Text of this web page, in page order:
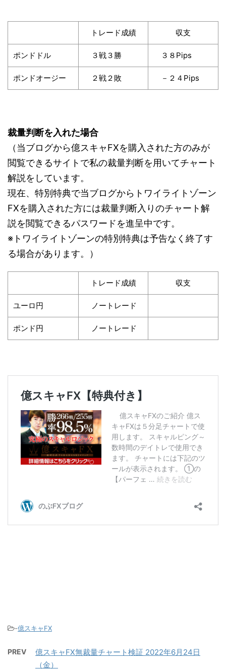
トレード成績 収支
ポンドドル ３戦３勝 ３８Pips
ポンドオージー ２戦２敗 －２４Pips
裁量判断を入れた場合
（当ブログから億スキャFXを購入された方のみが
閲覧できるサイトで私の裁量判断を用いてチャート
解説をしています。
現在、特別特典で当ブログからトワイライトゾーン
FXを購入された方には裁量判断入りのチャート解
説を閲覧できるパスワードを進呈中です。
※トワイライトゾーンの特別特典は予告なく終了す
る場合があります。）
トレード成績 収支
ユーロ円 ノートレード
ポンド円 ノートレード
-億スキャFX
PREV
億スキャFX無裁量チャート検証 2022年6月24日
（金）